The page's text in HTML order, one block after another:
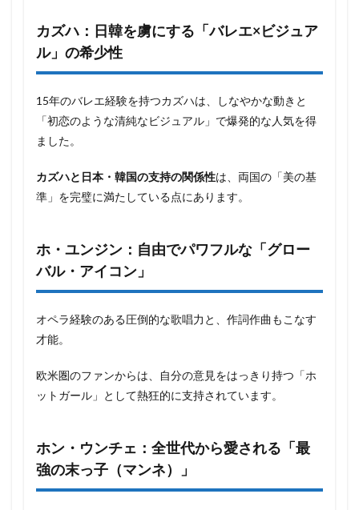
カズハ：日韓を虜にする「バレエ×ビジュア
ル」の希少性
15年のバレエ経験を持つカズハは、しなやかな動きと
「初恋のような清純なビジュアル」で爆発的な人気を得
ました。
カズハと日本・韓国の支持の関係性は、両国の「美の基
準」を完璧に満たしている点にあります。
ホ・ユンジン：自由でパワフルな「グロー
バル・アイコン」
オペラ経験のある圧倒的な歌唱力と、作詞作曲もこなす
才能。
欧米圏のファンからは、自分の意見をはっきり持つ「ホ
ットガール」として熱狂的に支持されています。
ホン・ウンチェ：全世代から愛される「最
強の末っ子（マンネ）」